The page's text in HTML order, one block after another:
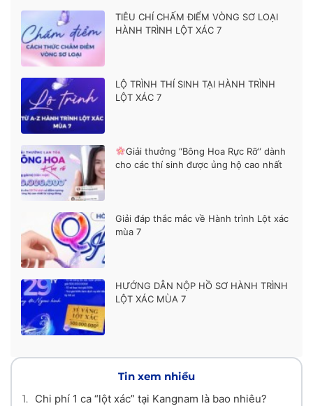
TIÊU CHÍ CHẤM ĐIỂM VÒNG SƠ LOẠI
HÀNH TRÌNH LỘT XÁC 7
LỘ TRÌNH THÍ SINH TẠI HÀNH TRÌNH
LỘT XÁC 7
Giải thưởng “Bông Hoa Rực Rỡ” dành
cho các thí sinh được ủng hộ cao nhất
Giải đáp thắc mắc về Hành trình Lột xác
mùa 7
HƯỚNG DẪN NỘP HỒ SƠ HÀNH TRÌNH
LỘT XÁC MÙA 7
Tin xem nhiều
1.
Chi phí 1 ca “lột xác” tại Kangnam là bao nhiêu?